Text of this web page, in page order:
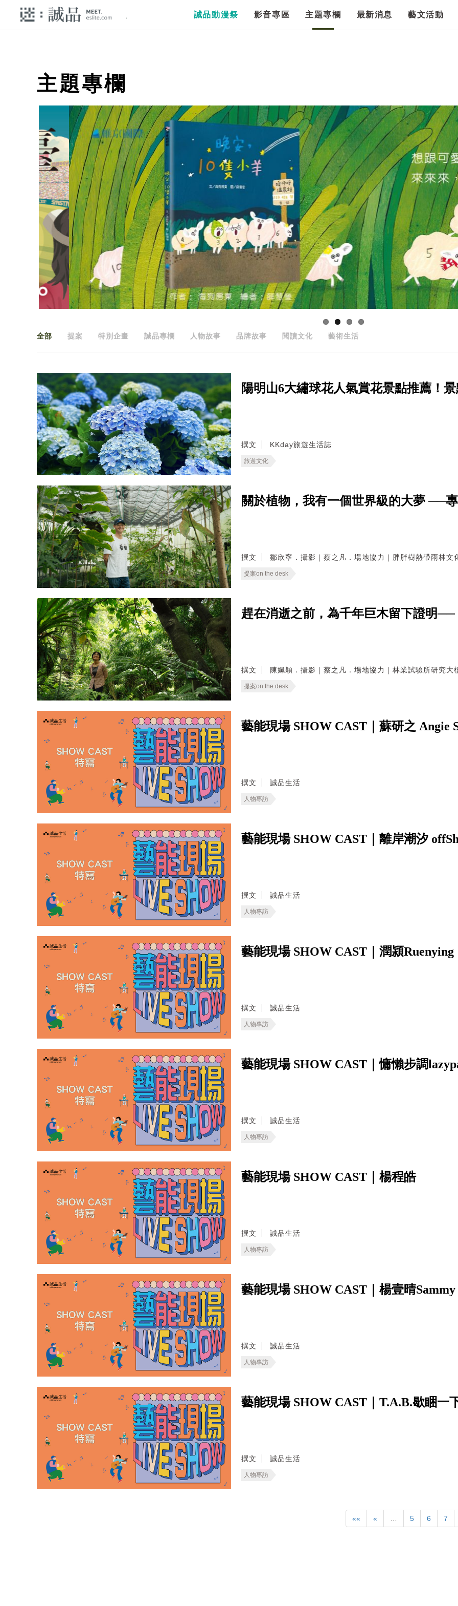
誠品動漫祭 影音專區 主題專欄 最新消息 藝文活動
主題專欄
全部 提案 特別企畫 誠品專欄 人物故事 品牌故事 閱讀文化 藝術生活
陽明山6大繡球花人氣賞花景點推薦！
撰文 KKday旅遊生活誌
旅遊文化
關於植物，我有一個世界級的大夢 ──
撰文 鄒欣寧．攝影｜蔡之凡．場地協力｜胖胖樹熱帶雨林文
提案on the desk
趕在消逝之前，為千年巨木留下證明
撰文 陳姵穎．攝影｜蔡之凡．場地協力｜林業試驗所研究大
提案on the desk
藝能現場 SHOW CAST｜蘇研之 Angie
撰文 誠品生活
人物專訪
藝能現場 SHOW CAST｜離岸潮汐
撰文 誠品生活
人物專訪
藝能現場 SHOW CAST｜潤潁Ruenying
撰文 誠品生活
人物專訪
藝能現場 SHOW CAST｜慵懶步調
撰文 誠品生活
人物專訪
藝能現場 SHOW CAST｜楊程皓
撰文 誠品生活
人物專訪
藝能現場 SHOW CAST｜楊壹晴Sammy
撰文 誠品生活
人物專訪
藝能現場 SHOW CAST｜T.A.B.歇睏一
撰文 誠品生活
人物專訪
«« « … 5 6 7